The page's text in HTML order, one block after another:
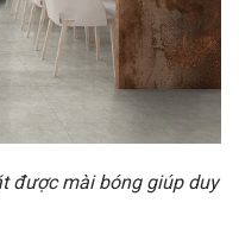
được mài bóng giúp duy